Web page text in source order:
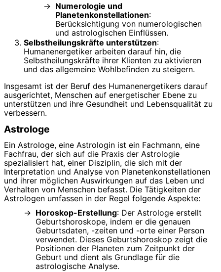
Numerologie und
Planetenkonstellationen:
Berücksichtigung von numerologischen
und astrologischen Einflüssen.
Selbstheilungskräfte unterstützen:
Humanenergetiker arbeiten darauf hin, die
Selbstheilungskräfte ihrer Klienten zu aktivieren
und das allgemeine Wohlbefinden zu steigern.
Insgesamt ist der Beruf des Humanenergetikers darauf
ausgerichtet, Menschen auf energetischer Ebene zu
unterstützen und ihre Gesundheit und Lebensqualität zu
verbessern.
Astrologe
Ein Astrologe, eine Astrologin ist ein Fachmann, eine
Fachfrau, der sich auf die Praxis der Astrologie
spezialisiert hat, einer Disziplin, die sich mit der
Interpretation und Analyse von Planetenkonstellationen
und ihrer möglichen Auswirkungen auf das Leben und
Verhalten von Menschen befasst. Die Tätigkeiten der
Astrologen umfassen in der Regel folgende Aspekte:
Horoskop-Erstellung: Der Astrologe erstellt
Geburtshoroskope, indem er die genauen
Geburtsdaten, -zeiten und -orte einer Person
verwendet. Dieses Geburtshoroskop zeigt die
Positionen der Planeten zum Zeitpunkt der
Geburt und dient als Grundlage für die
astrologische Analyse.